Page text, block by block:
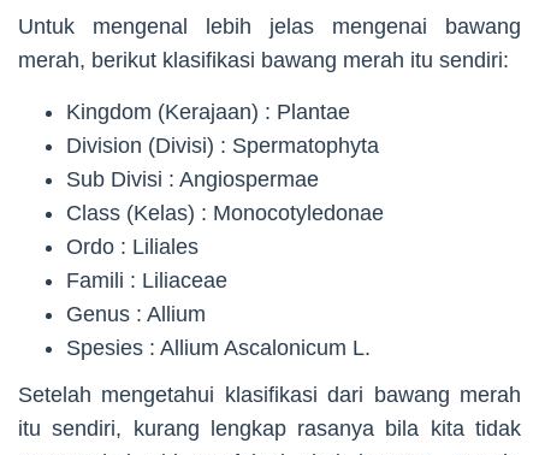
Untuk mengenal lebih jelas mengenai bawang
merah, berikut klasifikasi bawang merah itu sendiri:
Kingdom (Kerajaan) : Plantae
Division (Divisi) : Spermatophyta
Sub Divisi : Angiospermae
Class (Kelas) : Monocotyledonae
Ordo : Liliales
Famili : Liliaceae
Genus : Allium
Spesies : Allium Ascalonicum L.
Setelah mengetahui klasifikasi dari bawang merah
itu sendiri, kurang lengkap rasanya bila kita tidak